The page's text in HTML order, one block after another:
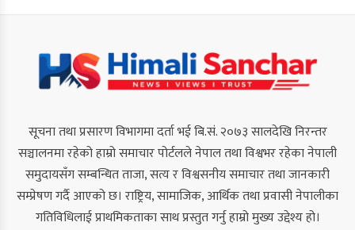
सूचना तथा प्रसारण विभागमा दर्ता भई बि.सं. २०७३ सालदेखि निरन्तर
सञ्चालनमा रहेको हाम्रो समाचार पोर्टलले नेपाल तथा विश्वभर रहेका नेपाली
समुदायसँग सम्बन्धित ताजा, सत्य र विश्वसनीय समाचार तथा जानकारी
सम्प्रेषण गर्दै आएको छ। राष्ट्रिय, सामाजिक, आर्थिक तथा प्रवासी नेपालीका
गतिविधिलाई प्राथमिकताका साथ प्रस्तुत गर्नु हाम्रो मुख्य उद्देश्य हो।